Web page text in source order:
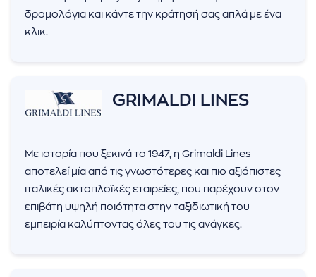
δρομολόγια και κάντε την κράτησή σας απλά με ένα
κλικ.
GRIMALDI LINES
Με ιστορία που ξεκινά το 1947, η Grimaldi Lines
αποτελεί μία από τις γνωστότερες και πιο αξιόπιστες
ιταλικές ακτοπλοϊκές εταιρείες, που παρέχουν στον
επιβάτη υψηλή ποιότητα στην ταξιδιωτική του
εμπειρία καλύπτοντας όλες του τις ανάγκες.